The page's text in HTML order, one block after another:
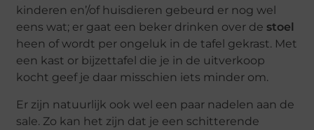
kinderen en’/of huisdieren gebeurd er nog wel
eens wat; er gaat een beker drinken over de stoel
heen of wordt per ongeluk in de tafel gekrast. Met
een kast or bijzettafel die je in de uitverkoop
kocht geef je daar misschien iets minder om.
Er zijn natuurlijk ook wel een paar nadelen aan de
sale. Zo kan het zijn dat je een schitterende